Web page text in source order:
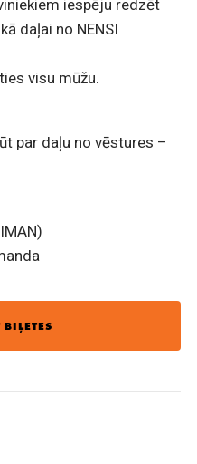
iespēju redzēt
daļai no NENSI
visu mūžu.
par daļu no vēstures –